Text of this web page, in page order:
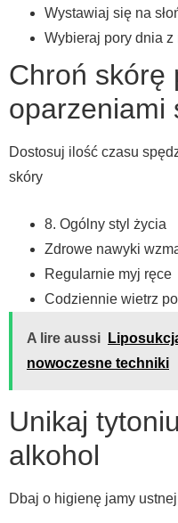
Wystawiaj się na
Wybieraj pory dnia z
Chroń skórę
oparzeniami
Dostosuj ilość czasu
skóry
8. Ogólny styl życia
Zdrowe nawyki
Regularnie myj ręce
Codziennie wietrz
A lire aussi
nowoczesne techniki
Unikaj
alkohol
Dbaj o higienę jamy ustnej